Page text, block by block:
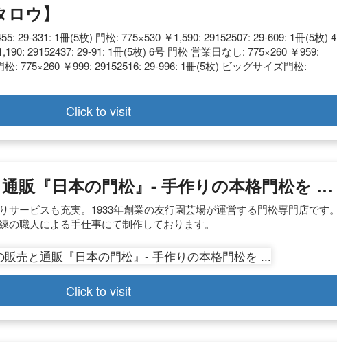
ウ】
29-331: 1冊(5枚) 門松: 775×530 ￥1,590: 29152507: 29-609: 1冊(5枚) 4
29152437: 29-91: 1冊(5枚) 6号 門松 営業日なし: 775×260 ￥959:
: 775×260 ￥999: 29152516: 29-996: 1冊(5枚) ビッグサイズ門松:
Click to visit
販『日本の門松』- 手作りの本格門松を …
サービスも充実。1933年創業の友行園芸場が運営する門松専門店です。
の職人による手仕事にて制作しております。
Click to visit